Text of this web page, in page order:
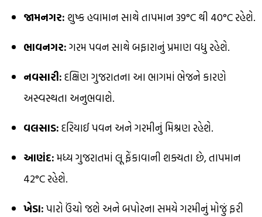
જામનગર:શુષ્ક હવામાન સાથે તાપમાન 39°C થી 40°C રહેશે.
ભાવનગર:ગરમ પવન સાથે બફારાનું પ્રમાણ વધુ રહેશે.
નવસારી:દક્ષિણ ગુજરાતના આ ભાગમાં ભેજને કારણે
અસ્વસ્થતા અનુભવાશે.
વલસાડ:દરિયાઈ પવન અને ગરમીનું મિશ્રણ રહેશે.
આણંદ:મધ્ય ગુજરાતમાં લૂ ફેંકાવાની શક્યતા છે, તાપમાન
42°C રહેશે.
ખેડા:પારો ઉંચો જશે અને બપોરના સમયે ગરમીનું મોજું ફરી